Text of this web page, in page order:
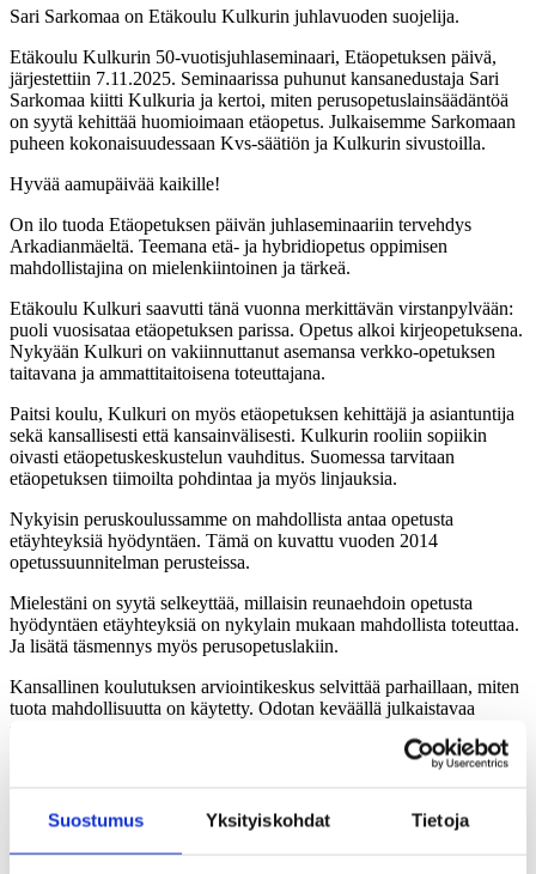
Suostumus Yksityiskohdat Tietoja
Sari Sarkomaa on Etäkoulu Kulkurin juhlavuoden suojelija.
Etäkoulu Kulkurin 50-vuotisjuhlaseminaari, Etäopetuksen päivä,
järjestettiin 7.11.2025. Seminaarissa puhunut kansanedustaja Sari
Sarkomaa kiitti Kulkuria ja kertoi, miten perusopetuslainsäädäntöä
on syytä kehittää huomioimaan etäopetus. Julkaisemme Sarkomaan
puheen kokonaisuudessaan Kvs-säätiön ja Kulkurin sivustoilla.
Hyvää aamupäivää kaikille!
On ilo tuoda Etäopetuksen päivän juhlaseminaariin tervehdys
Arkadianmäeltä. Teemana etä- ja hybridiopetus oppimisen
mahdollistajina on mielenkiintoinen ja tärkeä.
Etäkoulu Kulkuri saavutti tänä vuonna merkittävän virstanpylvään:
puoli vuosisataa etäopetuksen parissa. Opetus alkoi kirjeopetuksena.
Nykyään Kulkuri on vakiinnuttanut asemansa verkko-opetuksen
taitavana ja ammattitaitoisena toteuttajana.
Paitsi koulu, Kulkuri on myös etäopetuksen kehittäjä ja asiantuntija
sekä kansallisesti että kansainvälisesti. Kulkurin rooliin sopiikin
oivasti etäopetuskeskustelun vauhditus. Suomessa tarvitaan
etäopetuksen tiimoilta pohdintaa ja myös linjauksia.
Nykyisin peruskoulussamme on mahdollista antaa opetusta
etäyhteyksiä hyödyntäen. Tämä on kuvattu vuoden 2014
opetussuunnitelman perusteissa.
Mielestäni on syytä selkeyttää, millaisin reunaehdoin opetusta
hyödyntäen etäyhteyksiä on nykylain mukaan mahdollista toteuttaa.
Ja lisätä täsmennys myös perusopetuslakiin.
Kansallinen koulutuksen arviointikeskus selvittää parhaillaan, miten
tuota mahdollisuutta on käytetty. Odotan keväällä julkaistavaa
raporttia mielenkiinnolla.
Opetuksen antaminen etäyhteyksiä hyödyntämällä on jo nyt hyvä
harvinaisempien kielten ja oman uskonnon opetukseen. Tätä
yhteistyötä pitäisi tukea valtakunnallisella tasolla.